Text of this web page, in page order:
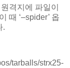
격지에 파일이
때 ‘–spider’ 옵
.
tarballs/strx25-